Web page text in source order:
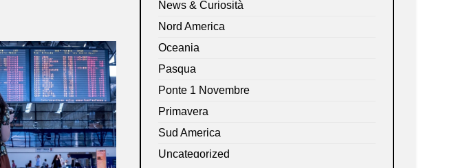
News & Curiosità
Nord America
Oceania
Pasqua
Ponte 1 Novembre
Primavera
Sud America
Uncategorized